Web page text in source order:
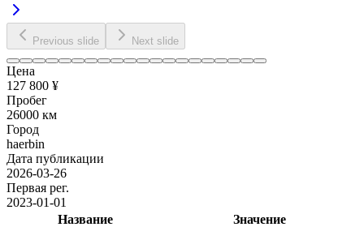
Previous slide Next slide
Цена
127 800 ¥
Пробег
26000 км
Город
haerbin
Дата публикации
2026-03-26
Первая рег.
2023-01-01
Название
Значение